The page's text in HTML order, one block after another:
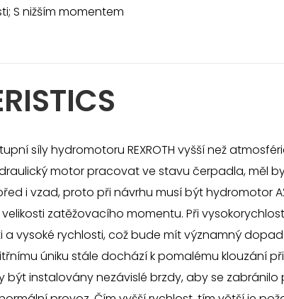
S nižším momentem
síly hydromotoru REXROTH vyšší než
motor pracovat ve stavu čerpadla, měl
i vzad, proto při návrhu musí být hydromotor
zatěžovacího momentu. Při
vysoké rychlosti, což bude mít významný
úniku stále dochází k pomalému klouzání
instalovány nezávislé brzdy, aby se